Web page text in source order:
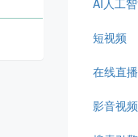
AI人工
短视频
在线直播
影音视频